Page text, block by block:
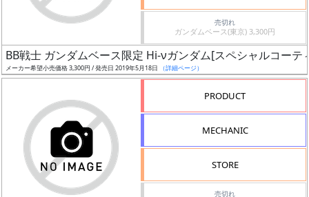
売切れ
ガンダムベース(東京) 3,300円
BB戦士 ガンダムベース限定 Hi-νガンダム[スペシャルコーテ
メーカー希望小売価格 3,300円 / 発売日 2019年5月18日 （詳細ページ）
PRODUCT
MECHANIC
STORE
売切れ